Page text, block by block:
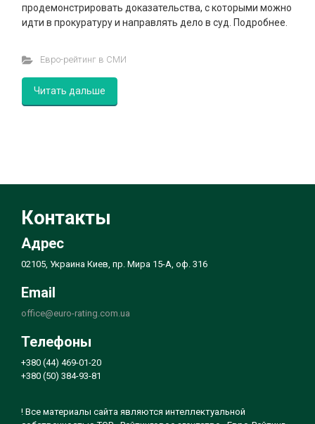
продемонстрировать доказательства, с которыми можно
идти в прокуратуру и направлять дело в суд. Подробнее.
Евро-рейтинг в СМИ
Читать дальше
Контакты
Адрес
02105, Украина Киев, пр. Мира 15-А, оф. 316
Email
office@euro-rating.com.ua
Телефоны
+380 (44) 469-01-20
+380 (50) 384-93-81
! Все материалы сайта являются интеллектуальной